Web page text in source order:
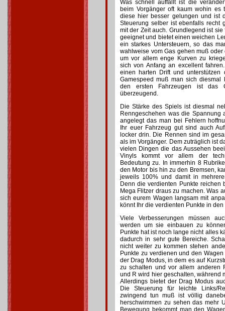
Was schnell auffällt ist die
beim Vorgänger oft kaum wohin es
diese hier besser gelungen und ist
Steuerung selber ist ebenfalls recht
mit der Zeit auch. Grundlegend ist
geeignet und bietet einen weichen
ein starkes Untersteuern, so das
wahlweise vom Gas gehen muß
um vor allem enge Kurven zu
sich von Anfang an excellent
einen harten Drift und unterstützen
Gamespeed muß man sich diesmal
den ersten Fahrzeugen ist das
überzeugend.
Die Stärke des Spiels ist diesmal
Renngeschehen was die Spannung
angelegt das man bei Fehlern
Ihr euer Fahrzeug gut sind auch
locker drin. Die Rennen sind im
als im Vorgänger. Dem zuträglich ist
vielen Dingen die das Aussehen
Vinyls kommt vor allem der
Bedeutung zu. In immerhin 8
den Motor bis hin zu den Bremsen,
jeweils 100% und damit in
Denn die verdienten Punkte
Mega Flitzer draus zu machen. Was
sich eurem Wagen langsam mit
könnt Ihr die verdienten Punkte in
Viele Verbesserungen müssen
werden um sie einbauen zu
Punkte hat ist noch lange nicht alles
dadurch in sehr gute Bereiche.
nicht weiter zu kommen stehen
Punkte zu verdienen und den
der Drag Modus, in dem es auf
zu schalten und vor allem anderen
und R wird hier geschalten, während
Allerdings bietet der Drag Modus
Die Steuerung für leichte Links/
zwingend tun muß ist völlig
herschwimmen zu sehen das mehr
Bewegung bekommt man den